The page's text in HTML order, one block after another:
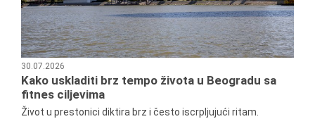
30.07.2026
Kako uskladiti brz tempo života u Beogradu sa
fitnes ciljevima
Život u prestonici diktira brz i često iscrpljujući ritam.